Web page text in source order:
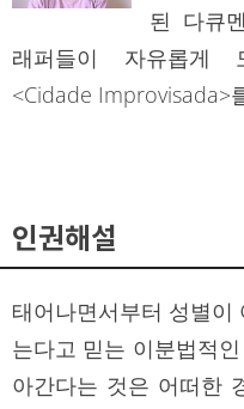
된 다큐
래퍼들이 자유롭게
<Cidade Improvisada>
인권해설
태어나면서부터 성별
는다고 믿는 이분법적
아간다는 것은 어떠한